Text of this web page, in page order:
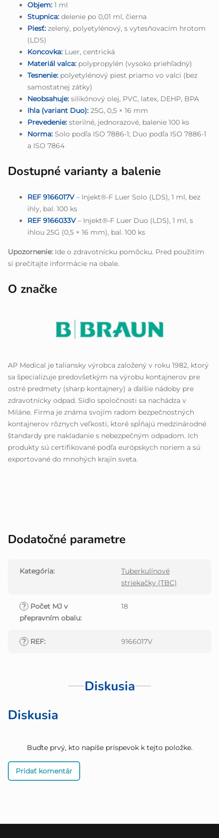
Objem: 1 ml
Stupnica: delenie po 0,01 ml, čierna
Piesť: zelený, polyetylénový, s vytesňovacím hrotom
(LDS)
Koncovka: Luer, centrická
Materiál valca: polypropylén (vysoko priehľadný)
Tesnenie: polyetylénový piest priamo vo valci (bez
samostatnej zátky)
Neobsahuje: silikónový olej, PVC, latex, DEHP, BPA
Ihla (variant Duo): 25G, 0,5 × 16 mm
Prevedenie: sterilné, jednorazové, balenie 100 ks
Norma: Solo podľa ISO 7886-1; Duo podľa ISO 7886-1
a ISO 7864
Dostupné varianty a balenie
REF 9166017V– Injekt®-F Luer Solo (LDS), 1 ml, bez
ihly, bal. 100 ks
REF 9166033V– Injekt®-F Luer Duo (LDS), 1 ml, s
ihlou 25G (0,5 × 16 mm), bal. 100 ks
Upozornenie: Ide o zdravotnícku pomôcku. Pred použitím
si prečítajte informácie na obale.
O značke
AP Medical je taliansky výrobca založený v roku 1982, ktorý
sa špecializuje predovšetkým na výrobu kontajnerov pre
ostré predmety (sharp kontajnery) a ďalšie nádoby pre
zdravotnícky odpad. Sídlo spoločnosti sa nachádza v
Miláne. Firma je známa svojím radom bezpečnostných
kontajnerov rôznych veľkostí, ktoré spĺňajú medzinárodné
štandardy pre nakladanie s nebezpečným odpadom. Ich
produkty sú certifikované podľa európskych noriem a sú
exportované do mnohých krajín sveta.
Dodatočné parametre
Kategória:
Tuberkulínové
striekačky (TBC)
? Počet MJ v
přepravním obalu:
18
? REF: 9166017V
Diskusia
Diskusia
Buďte prvý, kto napíše príspevok k tejto položke.
Pridať komentár